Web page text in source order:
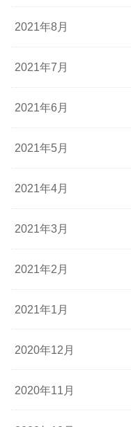
2021年8月
2021年7月
2021年6月
2021年5月
2021年4月
2021年3月
2021年2月
2021年1月
2020年12月
2020年11月